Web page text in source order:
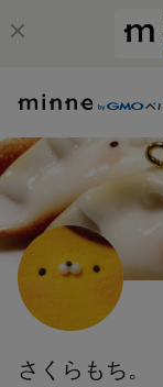
さくらもち。